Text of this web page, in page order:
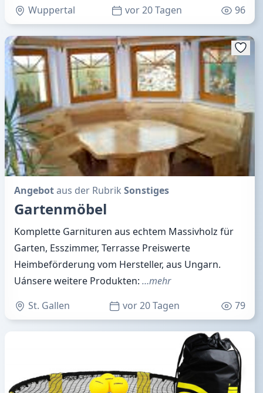
Wuppertal
vor 20 Tagen 96
Angebotaus der Rubrik Sonstiges
Gartenmöbel
Komplette Garnituren aus echtem Massivholz für
Garten, Esszimmer, Terrasse Preiswerte
Heimbeförderung vom Hersteller, aus Ungarn.
Uánsere weitere Produkten: …mehr
St. Gallen
vor 20 Tagen 79